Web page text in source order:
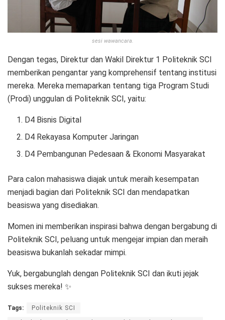
sesi wawancara.
Dengan tegas, Direktur dan Wakil Direktur 1 Politeknik SCI
memberikan pengantar yang komprehensif tentang institusi
mereka. Mereka memaparkan tentang tiga Program Studi
(Prodi) unggulan di Politeknik SCI, yaitu:
D4 Bisnis Digital
D4 Rekayasa Komputer Jaringan
D4 Pembangunan Pedesaan & Ekonomi Masyarakat
Para calon mahasiswa diajak untuk meraih kesempatan
menjadi bagian dari Politeknik SCI dan mendapatkan
beasiswa yang disediakan.
Momen ini memberikan inspirasi bahwa dengan bergabung di
Politeknik SCI, peluang untuk mengejar impian dan meraih
beasiswa bukanlah sekadar mimpi.
Yuk, bergabunglah dengan Politeknik SCI dan ikuti jejak
sukses mereka! ✨
Tags: Politeknik SCI